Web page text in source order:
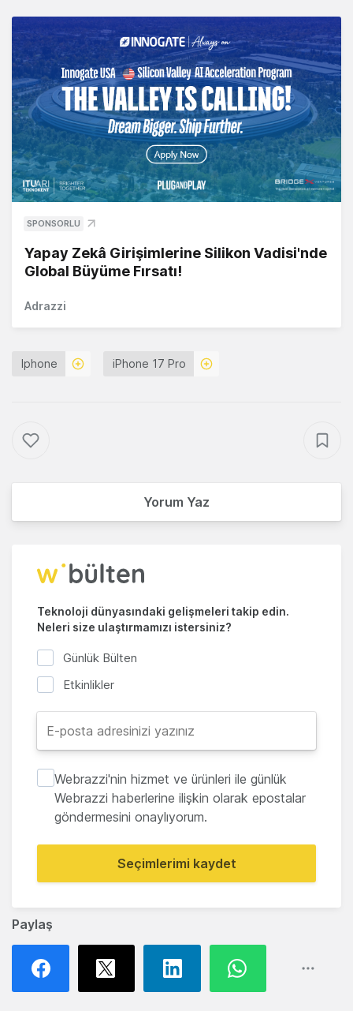
Paylaş
SPONSORLU
Yapay Zekâ Girişimlerine Silikon Vadisi'nde
Global Büyüme Fırsatı!
Adrazzi
Iphone iPhone 17 Pro
Yorum Yaz
Teknoloji dünyasındaki gelişmeleri takip edin.
Neleri size ulaştırmamızı istersiniz?
Günlük Bülten
Etkinlikler
Webrazzi'nin hizmet ve ürünleri ile günlük
Webrazzi haberlerine ilişkin olarak epostalar
göndermesini onaylıyorum.
Seçimlerimi kaydet